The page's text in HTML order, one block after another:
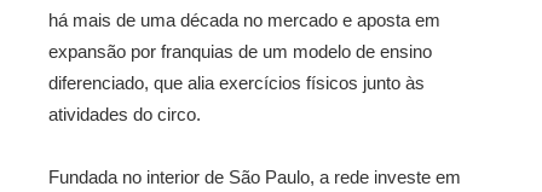
há mais de uma década no mercado e aposta em
expansão por franquias de um modelo de ensino
diferenciado, que alia exercícios físicos junto às
atividades do circo.
Fundada no interior de São Paulo, a rede investe em